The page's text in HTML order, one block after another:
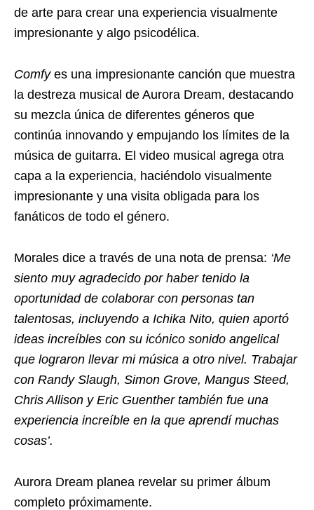
de arte para crear una experiencia visualmente
impresionante y algo psicodélica.
Comfy es una impresionante canción que muestra
la destreza musical de Aurora Dream, destacando
su mezcla única de diferentes géneros que
continúa innovando y empujando los límites de la
música de guitarra. El video musical agrega otra
capa a la experiencia, haciéndolo visualmente
impresionante y una visita obligada para los
fanáticos de todo el género.
Morales dice a través de una nota de prensa: ‘Me
siento muy agradecido por haber tenido la
oportunidad de colaborar con personas tan
talentosas, incluyendo a Ichika Nito, quien aportó
ideas increíbles con su icónico sonido angelical
que lograron llevar mi música a otro nivel. Trabajar
con Randy Slaugh, Simon Grove, Mangus Steed,
Chris Allison y Eric Guenther también fue una
experiencia increíble en la que aprendí muchas
cosas’.
Aurora Dream planea revelar su primer álbum
completo próximamente.